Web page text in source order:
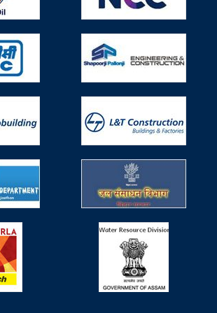
(TT) in Water Resources
April, 2019
on Use of Technical Textiles (TT)
Works on 29th April, 2019, Monday
Ministry of Water Resources, River
in 6th Non Woven Tech Asia
8 June, 2019
Non Woven Tech Asia held during 6-8
by IndiNON Manufacturer
& Radeecal Communications